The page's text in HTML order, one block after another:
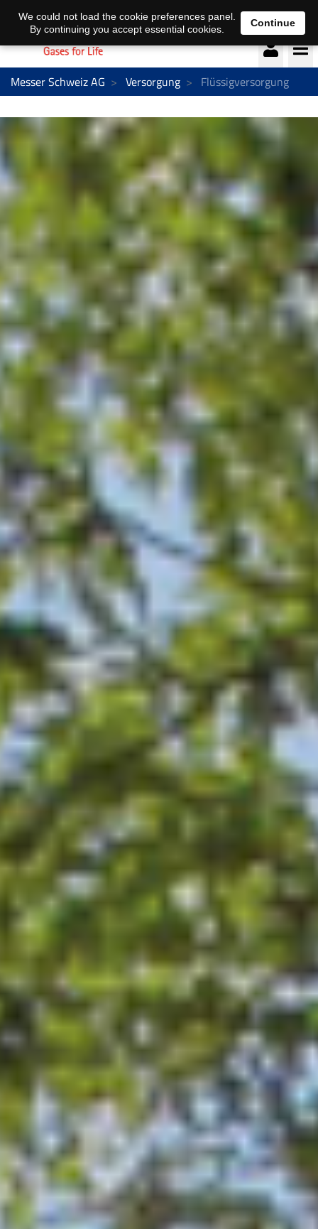
Deutsch français
Messer Schweiz AG Versorgung Flüssigversorgung
We could not load the cookie preferences panel.
By continuing you accept essential cookies.
Continue